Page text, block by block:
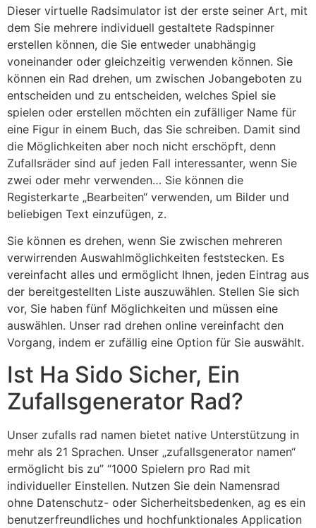
Dieser virtuelle Radsimulator ist der erste seiner Art, mit
dem Sie mehrere individuell gestaltete Radspinner
erstellen können, die Sie entweder unabhängig
voneinander oder gleichzeitig verwenden können. Sie
können ein Rad drehen, um zwischen Jobangeboten zu
entscheiden und zu entscheiden, welches Spiel sie
spielen oder erstellen möchten ein zufälliger Name für
eine Figur in einem Buch, das Sie schreiben. Damit sind
die Möglichkeiten aber noch nicht erschöpft, denn
Zufallsräder sind auf jeden Fall interessanter, wenn Sie
zwei oder mehr verwenden… Sie können die
Registerkarte „Bearbeiten“ verwenden, um Bilder und
beliebigen Text einzufügen, z.
Sie können es drehen, wenn Sie zwischen mehreren
verwirrenden Auswahlmöglichkeiten feststecken. Es
vereinfacht alles und ermöglicht Ihnen, jeden Eintrag aus
der bereitgestellten Liste auszuwählen. Stellen Sie sich
vor, Sie haben fünf Möglichkeiten und müssen eine
auswählen. Unser rad drehen online vereinfacht den
Vorgang, indem er zufällig eine Option für Sie auswählt.
Ist Ha Sido Sicher, Ein
Zufallsgenerator Rad?
Unser zufalls rad namen bietet native Unterstützung in
mehr als 21 Sprachen. Unser „zufallsgenerator namen“
ermöglicht bis zu” “1000 Spielern pro Rad mit
individueller Einstellen. Nutzen Sie dein Namensrad
ohne Datenschutz- oder Sicherheitsbedenken, ag es ein
benutzerfreundliches und hochfunktionales Application